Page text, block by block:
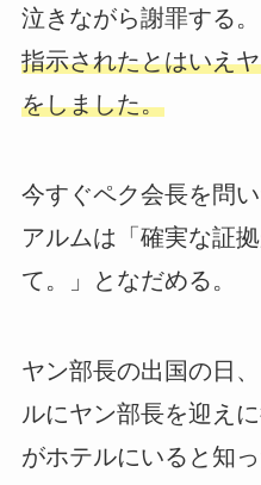
泣きながら謝罪する。
指示されたとはいえ
をしました。
今すぐペク会長を問
アルムは「確実な証
て。」となだめる。
ヤン部長の出国の日
ルにヤン部長を迎え
がホテルにいると知